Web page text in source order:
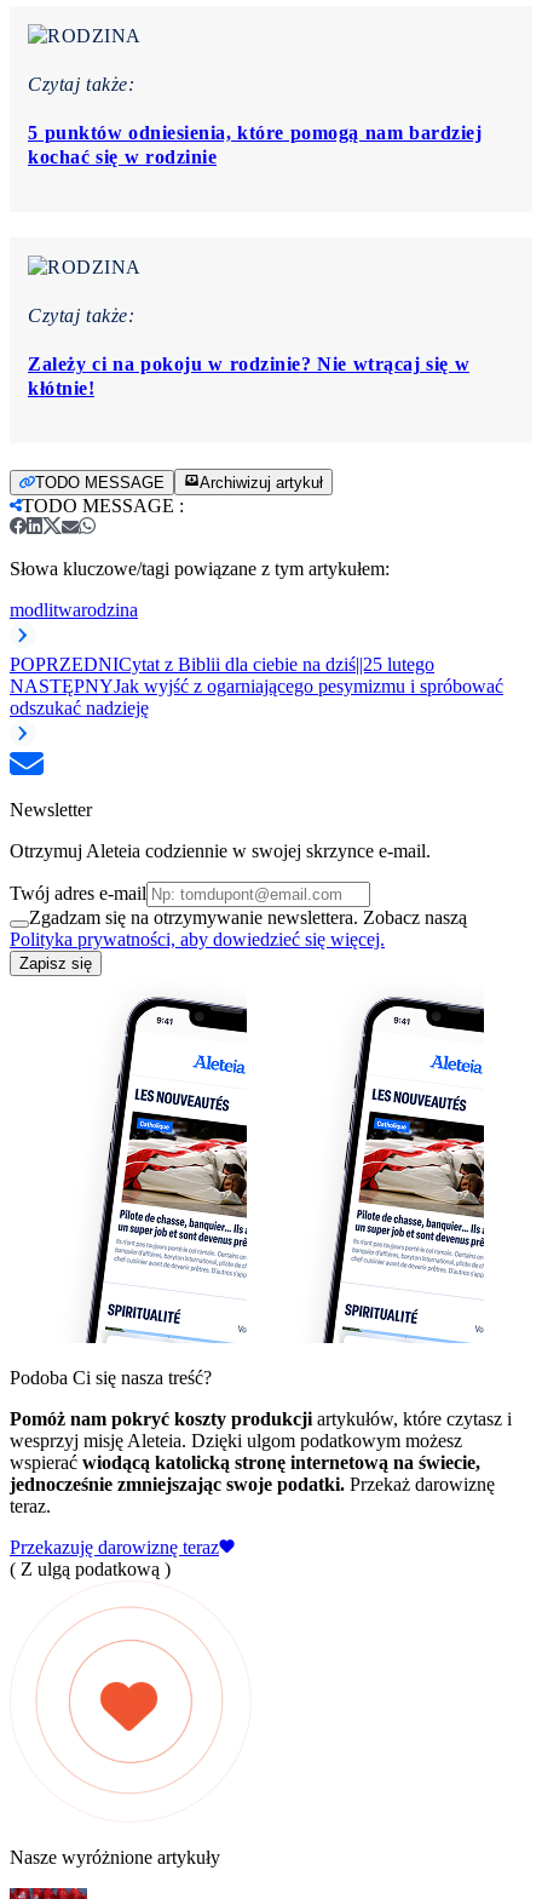
Czytaj także:
5 punktów odniesienia, które pomogą nam bardziej
kochać się w rodzinie
Czytaj także:
Zależy ci na pokoju w rodzinie? Nie wtrącaj się w
kłótnie!
TODO MESSAGE Archiwizuj artykuł
TODO MESSAGE :
Słowa kluczowe/tagi powiązane z tym artykułem:
modlitwarodzina
POPRZEDNICytat z Biblii dla ciebie na dziś||25 lutego
NASTĘPNYJak wyjść z ogarniającego pesymizmu i spróbować
odszukać nadzieję
Newsletter
Otrzymuj Aleteia codziennie w swojej skrzynce e-mail.
Twój adres e-mail
Zgadzam się na otrzymywanie newslettera. Zobacz naszą
Polityka prywatności, aby dowiedzieć się więcej.
Zapisz się
Podoba Ci się nasza treść?
Pomóż nam pokryć koszty produkcji artykułów, które czytasz i
wesprzyj misję Aleteia. Dzięki ulgom podatkowym możesz
wspierać wiodącą katolicką stronę internetową na świecie,
jednocześnie zmniejszając swoje podatki. Przekaż darowiznę
teraz.
Przekazuję darowiznę teraz
( Z ulgą podatkową )
Nasze wyróżnione artykuły